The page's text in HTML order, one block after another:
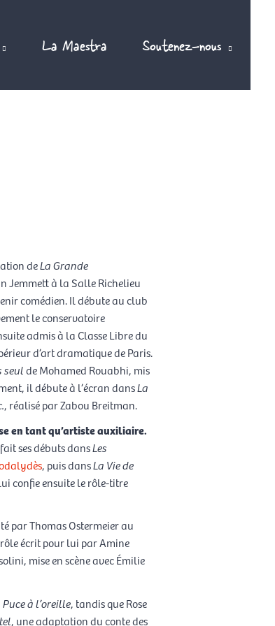
La Maestra Soutenez-nous
deLa Grande
Jemmett à la Salle Richelieu
comédien. Il débute au club
le conservatoire
admis à la Classe Libre du
d’art dramatique de Paris.
seulde Mohamed Rouabhi, mis
il débute à l’écran dansLa
, réalisé par Zabou Breitman.
en tant qu’artiste auxiliaire.
ses débuts dansLes
, puis dansLa Vie de
confie ensuite le rôle-titre
par Thomas Ostermeier au
écrit pour lui par Amine
mise en scène avec Émilie
Puce à l’oreille, tandis que Rose
, une adaptation du conte des